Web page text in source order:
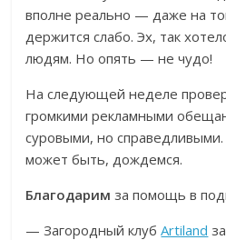
вполне реально — даже на
держится слабо. Эх, так
людям. Но опять — не чудо!
На следующей неделе
громкими рекламными
суровыми, но
может быть, дождемся.
Благодарим за помощь в
— Загородный клубArtiland